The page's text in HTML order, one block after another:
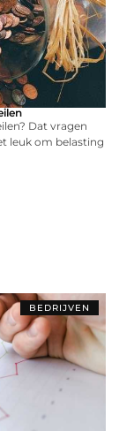
Dat vragen
leuk om belasting
BEDRIJVEN